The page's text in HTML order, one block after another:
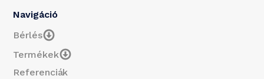
Navigáció
Bérlés
Termékek
Referenciák